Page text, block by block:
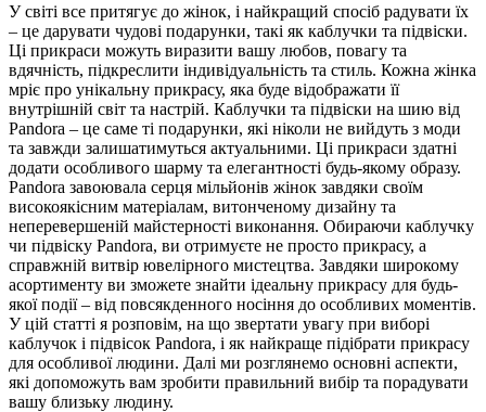
У світі все притягує до жінок, і найкращий спосіб радувати їх
– це дарувати чудові подарунки, такі як каблучки та підвіски.
Ці прикраси можуть виразити вашу любов, повагу та
вдячність, підкреслити індивідуальність та стиль. Кожна жінка
мріє про унікальну прикрасу, яка буде відображати її
внутрішній світ та настрій. Каблучки та підвіски на шию від
Pandora – це саме ті подарунки, які ніколи не вийдуть з моди
та завжди залишатимуться актуальними. Ці прикраси здатні
додати особливого шарму та елегантності будь-якому образу.
Pandora завоювала серця мільйонів жінок завдяки своїм
високоякісним матеріалам, витонченому дизайну та
неперевершеній майстерності виконання. Обираючи каблучку
чи підвіску Pandora, ви отримуєте не просто прикрасу, а
справжній витвір ювелірного мистецтва. Завдяки широкому
асортименту ви зможете знайти ідеальну прикрасу для будь-
якої події – від повсякденного носіння до особливих моментів.
У цій статті я розповім, на що звертати увагу при виборі
каблучок і підвісок Pandora, і як найкраще підібрати прикрасу
для особливої людини. Далі ми розглянемо основні аспекти,
які допоможуть вам зробити правильний вибір та порадувати
вашу близьку людину.